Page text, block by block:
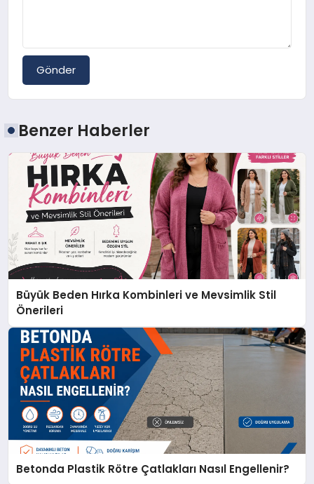
Gönder
Benzer Haberler
Büyük Beden Hırka Kombinleri ve Mevsimlik Stil
Önerileri
Betonda Plastik Rötre Çatlakları Nasıl Engellenir?